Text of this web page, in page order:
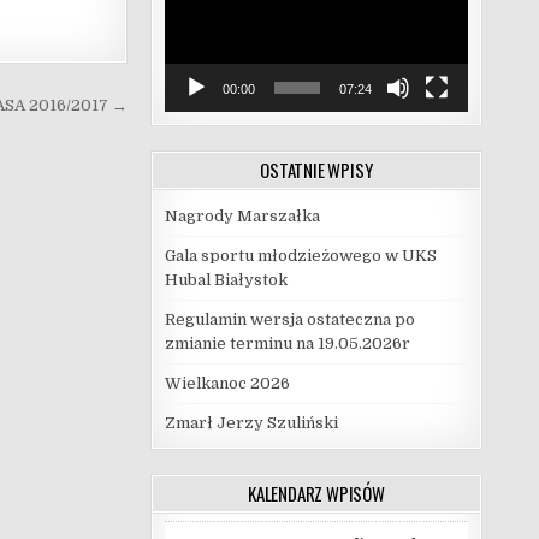
2016/2017 →
00:00 07:24
OSTATNIE WPISY
Nagrody Marszałka
Gala sportu młodzieżowego w UKS
Hubal Białystok
Regulamin wersja ostateczna po
zmianie terminu na 19.05.2026r
Wielkanoc 2026
Zmarł Jerzy Szuliński
KALENDARZ WPISÓW